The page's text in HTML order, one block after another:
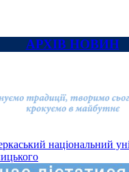
АРХІВ НОВИН
національний